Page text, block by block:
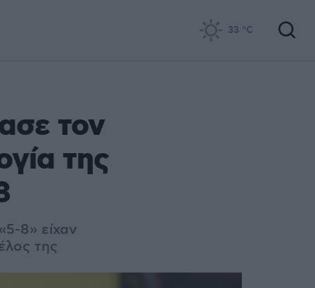
33 °C
τον
της
8» είχαν
της